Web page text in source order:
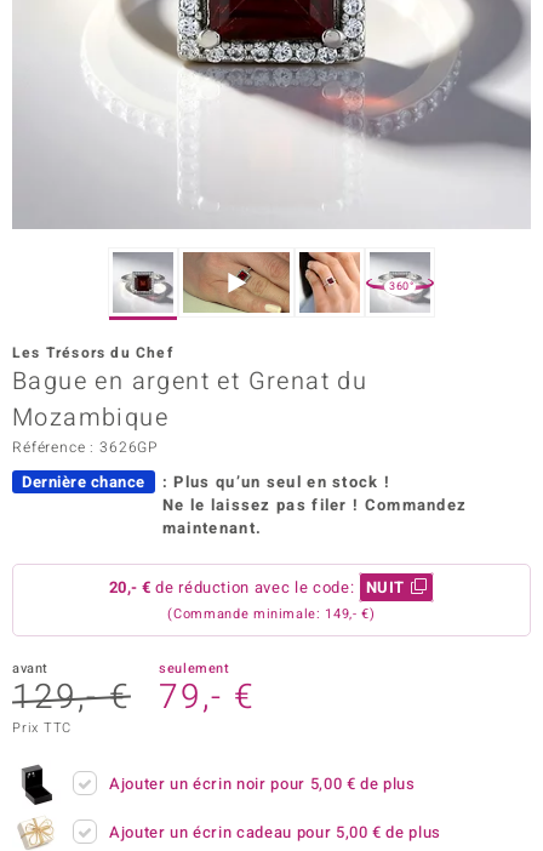
Designs
Paraíso
Collection
360°
Les Trésors du Chef
Bague en argent et Grenat du
Mozambique
Référence : 3626GP
Dernière chance
: Plus qu’un seul en stock !
Ne le laissez pas filer ! Commandez
maintenant.
20,- € de réduction avec le code: NUIT
(Commande minimale: 149,- €)
avant
129,- €
seulement
79,- €
Prix TTC
Ajouter un écrin noir pour 5,00 € de plus
Ajouter un écrin cadeau pour 5,00 € de plus